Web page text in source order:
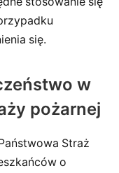
się.
w
pożarnej
Straż
o